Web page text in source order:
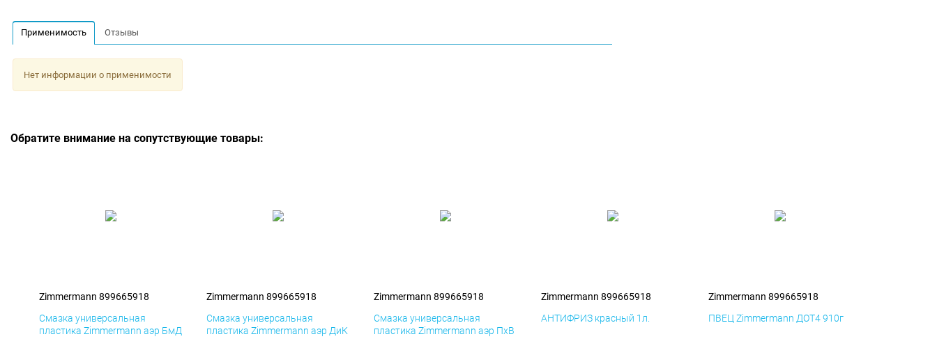
Применимость Отзывы
Нет информации о применимости
Обратите внимание на сопутствующие товары:
Zimmermann 899665918
Смазка универсальная
пластика Zimmermann аэр БмД
Zimmermann 899665918
Смазка универсальная
пластика Zimmermann аэр ДиК
Zimmermann 899665918
Смазка универсальная
пластика Zimmermann аэр ПхВ
Zimmermann 899665918
АНТИФРИЗ красный 1л.
Zimmermann 899665918
ПВЕЦ Zimmermann ДОТ4 910г